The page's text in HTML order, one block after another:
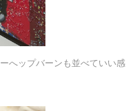
へップバーンも並べていい感